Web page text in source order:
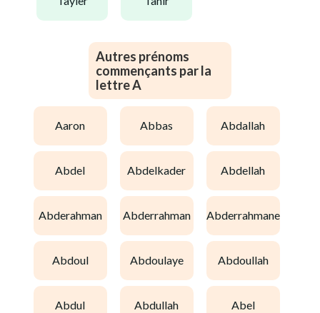
Autres prénoms
commençants par la
lettre A
aaron abbas abdallah
abdel abdelkader abdellah
abderahman abderrahman abderrahmane
abdoul abdoulaye abdoullah
abdul abdullah abel